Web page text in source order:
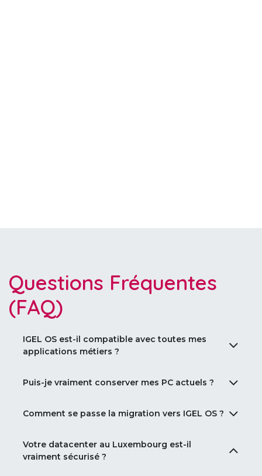
Questions Fréquentes
(FAQ)
IGEL OS est-il compatible avec toutes mes
applications métiers ?
Puis-je vraiment conserver mes PC actuels ?
Absolument. IGEL OS s’installe sur vos terminaux
sans investissement matériel supplémentaire.
Comment se passe la migration vers IGEL OS ?
Votre datacenter au Luxembourg est-il
vraiment sécurisé ?